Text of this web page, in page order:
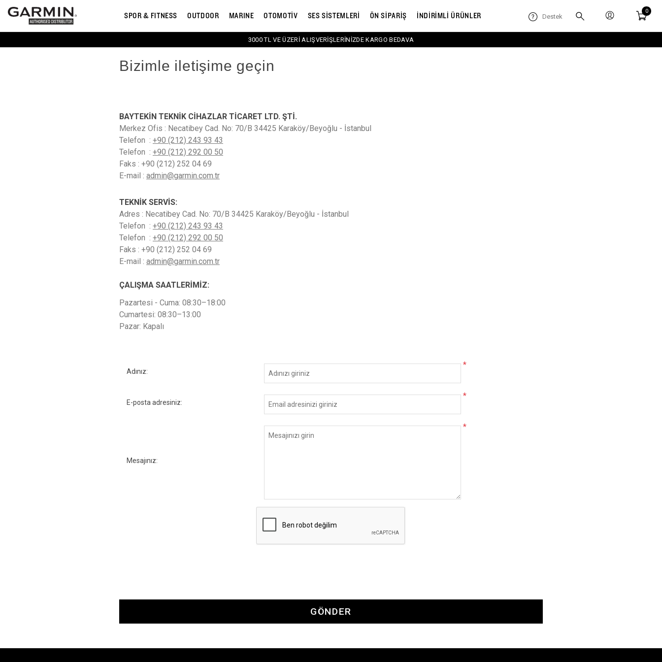
SPOR & FITNESS OUTDOOR MARINE OTOMOTİV SES SİSTEMLERİ ÖN SİPARİŞ İNDİRİMLİ ÜRÜNLER Destek
0
3000 TL VE ÜZERİ ALIŞVERİŞLERİNİZDE KARGO BEDAVA
Bizimle iletişime geçin
BAYTEKİN TEKNİK CİHAZLAR TİCARET LTD. ŞTİ.
Merkez Ofis : Necatibey Cad. No: 70/B 34425 Karaköy/Beyoğlu - İstanbul
Telefon : +90 (212) 243 93 43
Telefon : +90 (212) 292 00 50
Faks : +90 (212) 252 04 69
E-mail : admin@garmin.com.tr
TEKNİK SERVİS:
Adres : Necatibey Cad. No: 70/B 34425 Karaköy/Beyoğlu - İstanbul
Telefon : +90 (212) 243 93 43
Telefon : +90 (212) 292 00 50
Faks : +90 (212) 252 04 69
E-mail : admin@garmin.com.tr
ÇALIŞMA SAATLERİMİZ:
Pazartesi - Cuma: 08:30–18:00
Cumartesi: 08:30–13:00
Pazar: Kapalı
Adınız:
*
E-posta adresiniz:
*
Mesajınız:
*
GÖNDER